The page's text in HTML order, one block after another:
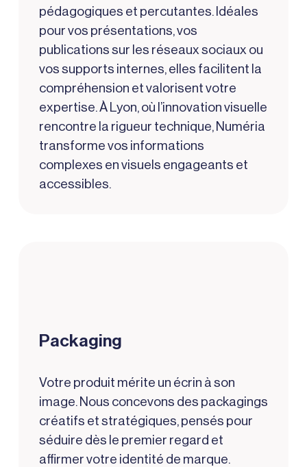
pédagogiques et percutantes. Idéales
pour vos présentations, vos
publications sur les réseaux sociaux ou
vos supports internes, elles facilitent la
compréhension et valorisent votre
expertise. À Lyon, où l’innovation visuelle
rencontre la rigueur technique, Numéria
transforme vos informations
complexes en visuels engageants et
accessibles.
Packaging
Votre produit mérite un écrin à son
image. Nous concevons des packagings
créatifs et stratégiques, pensés pour
séduire dès le premier regard et
affirmer votre identité de marque.